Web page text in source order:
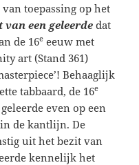
toepassing op het
van een geleerdedat
de 16e eeuw met
art (Stand 361)
Behaaglijk
tabbaard, de 16e
even op een
de kantlijn. De
uit het bezit van
kennelijk het